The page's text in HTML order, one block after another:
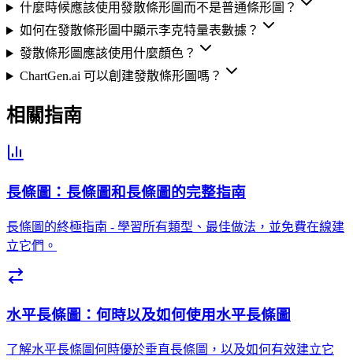
什麼時候應該使用發散條形圖而不是普通條形圖？
如何在發散條形圖中顯示李克特量表數據？
發散條形圖應該使用什麼顏色？
ChartGen.ai 可以創建發散條形圖嗎？
相關指南
長條圖：長條圖和長條圖的完整指南
長條圖的終極指南 - 學習所有類型、最佳做法，並免費在線建
立它們。
水平長條圖：何時以及如何使用水平長條圖
了解水平長條圖何時優於垂直長條圖，以及如何有效建立它